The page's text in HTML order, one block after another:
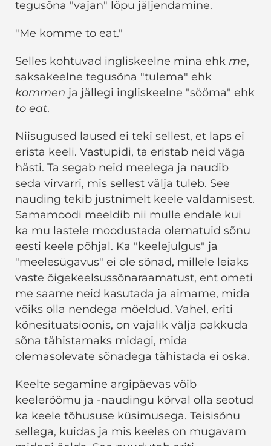
tegusõna "vajan" lõpu jäljendamine.
"Me komme to eat."
Selles kohtuvad ingliskeelne mina ehk me,
saksakeelne tegusõna "tulema" ehk
kommen ja jällegi ingliskeelne "sööma" ehk
to eat.
Niisugused laused ei teki sellest, et laps ei
erista keeli. Vastupidi, ta eristab neid väga
hästi. Ta segab neid meelega ja naudib
seda virvarri, mis sellest välja tuleb. See
nauding tekib justnimelt keele valdamisest.
Samamoodi meeldib nii mulle endale kui
ka mu lastele moodustada olematuid sõnu
eesti keele põhjal. Ka "keelejulgus" ja
"meelesügavus" ei ole sõnad, millele leiaks
vaste õigekeelsussõnaraamatust, ent ometi
me saame neid kasutada ja aimame, mida
võiks olla nendega mõeldud. Vahel, eriti
kõnesituatsioonis, on vajalik välja pakkuda
sõna tähistamaks midagi, mida
olemasolevate sõnadega tähistada ei oska.
Keelte segamine argipäevas võib
keelerõõmu ja -naudingu kõrval olla seotud
ka keele tõhususe küsimusega. Teisisõnu
sellega, kuidas ja mis keeles on mugavam